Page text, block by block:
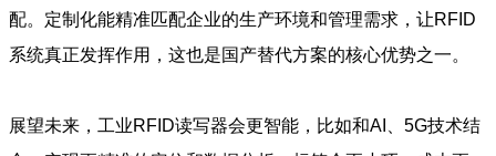
配。定制化能精准匹配企业的生产环境和管理需求，让RFID
系统真正发挥作用，这也是国产替代方案的核心优势之一。
展望未来，工业RFID读写器会更智能，比如和AI、5G技术结